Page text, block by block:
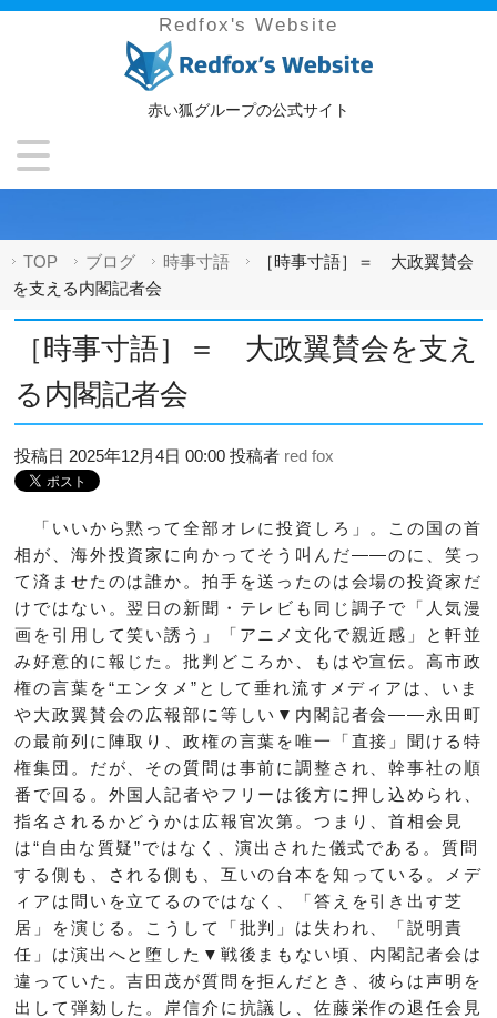
Redfox's Website
赤い狐グループの公式サイト
TOP ブログ 時事寸語
［時事寸語］＝ 大政翼賛会
を支える内閣記者会
［時事寸語］＝ 大政翼賛会を支え
る内閣記者会
投稿日 2025年12月4日 00:00投稿者 red fox
「いいから黙って全部オレに投資しろ」。この国の首
相が、海外投資家に向かってそう叫んだ――のに、笑っ
て済ませたのは誰か。拍手を送ったのは会場の投資家だ
けではない。翌日の新聞・テレビも同じ調子で「人気漫
画を引用して笑い誘う」「アニメ文化で親近感」と軒並
み好意的に報じた。批判どころか、もはや宣伝。高市政
権の言葉を“エンタメ”として垂れ流すメディアは、いま
や大政翼賛会の広報部に等しい▼内閣記者会――永田町
の最前列に陣取り、政権の言葉を唯一「直接」聞ける特
権集団。だが、その質問は事前に調整され、幹事社の順
番で回る。外国人記者やフリーは後方に押し込められ、
指名されるかどうかは広報官次第。つまり、首相会見
は“自由な質疑”ではなく、演出された儀式である。質問
する側も、される側も、互いの台本を知っている。メデ
ィアは問いを立てるのではなく、「答えを引き出す芝
居」を演じる。こうして「批判」は失われ、「説明責
任」は演出へと堕した▼戦後まもない頃、内閣記者会は
違っていた。吉田茂が質問を拒んだとき、彼らは声明を
出して弾劾した。岸信介に抗議し、佐藤栄作の退任会見